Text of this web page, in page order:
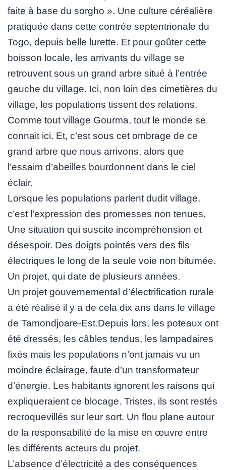
faite à base du sorgho ». Une culture céréalière
pratiquée dans cette contrée septentrionale du
Togo, depuis belle lurette. Et pour goûter cette
boisson locale, les arrivants du village se
retrouvent sous un grand arbre situé à l’entrée
gauche du village. Ici, non loin des cimetières du
village, les populations tissent des relations.
Comme tout village Gourma, tout le monde se
connait ici. Et, c’est sous cet ombrage de ce
grand arbre que nous arrivons, alors que
l’essaim d’abeilles bourdonnent dans le ciel
éclair.
Lorsque les populations parlent dudit village,
c’est l’expression des promesses non tenues.
Une situation qui suscite incompréhension et
désespoir. Des doigts pointés vers des fils
électriques le long de la seule voie non bitumée.
Un projet, qui date de plusieurs années.
Un projet gouvernemental d’électrification rurale
a été réalisé il y a de cela dix ans dans le village
de Tamondjoare-Est.Depuis lors, les poteaux ont
été dressés, les câbles tendus, les lampadaires
fixés mais les populations n’ont jamais vu un
moindre éclairage, faute d’un transformateur
d’énergie. Les habitants ignorent les raisons qui
expliqueraient ce blocage. Tristes, ils sont restés
recroquevillés sur leur sort. Un flou plane autour
de la responsabilité de la mise en œuvre entre
les différents acteurs du projet.
L’absence d’électricité a des conséquences